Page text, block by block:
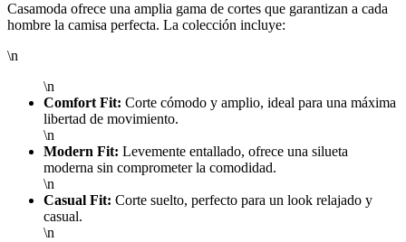
Casamoda ofrece una amplia gama de cortes que garantizan a cada
hombre la camisa perfecta. La colección incluye:
\n
\n
Comfort Fit: Corte cómodo y amplio, ideal para una máxima
libertad de movimiento.
\n
Modern Fit: Levemente entallado, ofrece una silueta
moderna sin comprometer la comodidad.
\n
Casual Fit: Corte suelto, perfecto para un look relajado y
casual.
\n